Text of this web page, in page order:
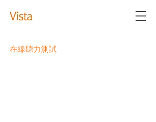
在線聽力測試